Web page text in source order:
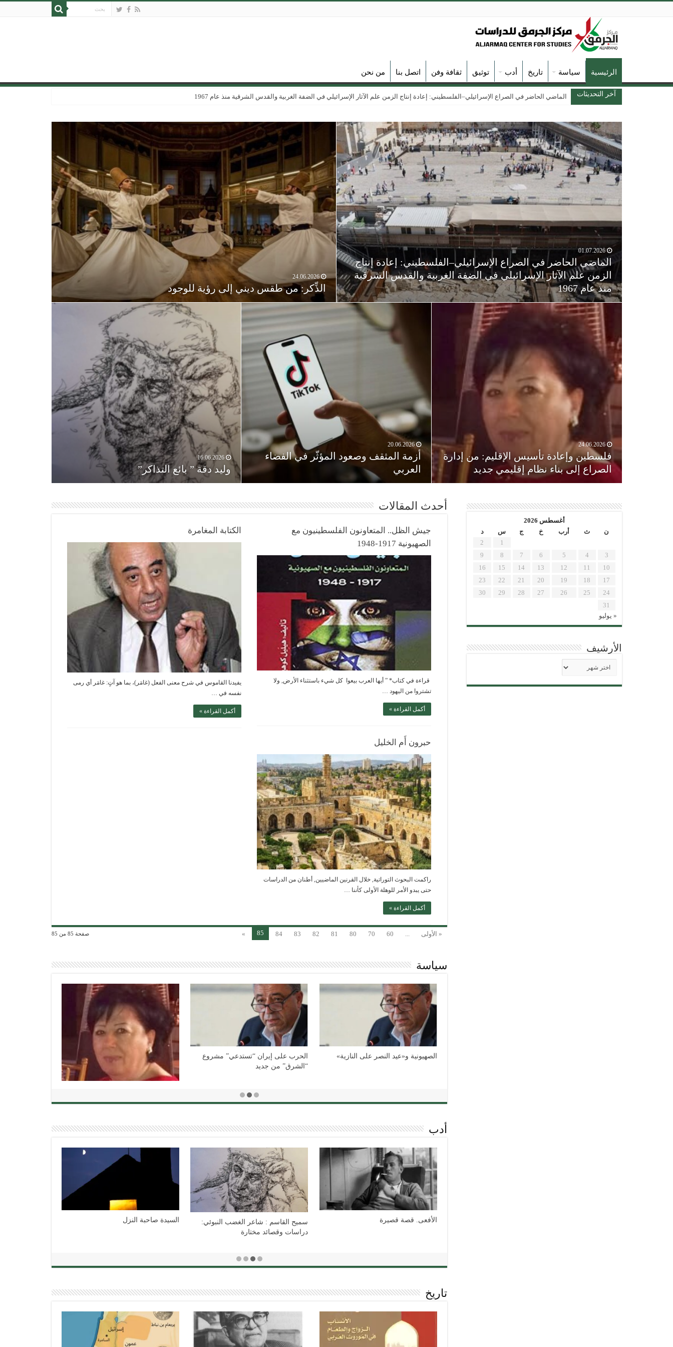
الرئيسية سياسة تاريخ أدب توثيق ثقافة وفن اتصل بنا من نحن
آخر التحديثات الماضي الحاضر في الصراع الإسرائيلي–الفلسطيني: إعادة إنتاج الزمن علم الآثار الإسرائيلي في الضفة الغربية والقدس الشرقية منذ عام 1967
01.07.2026
الماضي الحاضر في الصراع الإسرائيلي–الفلسطيني: إعادة إنتاج
الزمن علم الآثار الإسرائيلي في الضفة الغربية والقدس الشرقية
منذ عام 1967
24.06.2026
الذِّكر: من طقس ديني إلى رؤية للوجود
24.06.2026
فلسطين وإعادة تأسيس الإقليم: من إدارة
الصراع إلى بناء نظام إقليمي جديد
20.06.2026
أزمة المثقف وصعود المؤثّر في الفضاء
العربي
16.06.2026
وليد دقة ” بائع التذاكر”
أحدث المقالات
جيش الظل.. المتعاونون الفلسطينيون مع
الصهيونية 1917-1948
قراءة في كتاب* ” أيها العرب بيعوا كل شيء باستثناء الأرض, ولا
تشتروا من اليهود …
أكمل القراءة »
الكتابة المغامرة
يفيدنا القاموس في شرح معنى الفعل (غامَر)، بما هو آتٍ: غامَر أي رمى
نفسه في …
أكمل القراءة »
حبرون أَم الخليل
راكمت البحوث التوراتية, خلال القرنين الماضيين, أطنان من الدراسات
حتى يبدو الأمر للوهلة الأولى كأننا …
أكمل القراءة »
صفحة 85 من 85 « الأولى 60
70
80
81
82
83
84
85
»
سياسة
الصهيونية و«عيد النصر على النازية»
سيرة الخوف في فلسطين: من الفهم
متشابكة. لماذا تفشل في الحسم؟
الاستعمار الاستيطاني الصهيوني ومنطق
الإبادة الجماعية في غزة: حوار مع
البروفيسور آفي شلايم
أدب
تقنيات النص السردي في أعمال جبرا :
النافذة المسدودة
تاريخ
أغسطس 2026
ن
ث أرب خ ج س
د
1
2
3
4
5
6
7
8
9
10
11
12
13
14
15
16
17
18
19
20
21
22
23
24
25
26
27
28
29
30
31
« يوليو
الأرشيف